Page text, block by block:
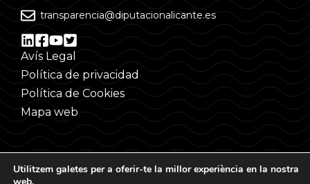
transparencia@diputacionalicante.es
Avís Legal
Política de privacidad
Política de Cookies
Mapa web
Utilitzem galetes per a oferir-te la millor experiència en la nostra